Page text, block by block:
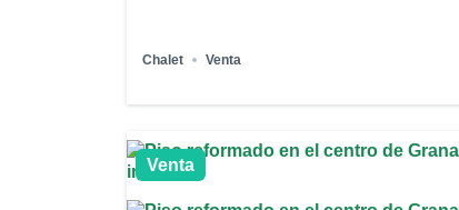
Chalet Venta
Venta